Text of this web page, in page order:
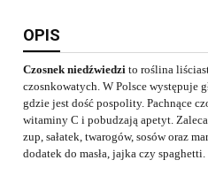
OPIS
Czosnek niedźwiedzi to roślina
czosnkowatych. W Polsce występuje
gdzie jest dość pospolity. Pachnące
witaminy C i pobudzają apetyt.
zup, sałatek, twarogów, sosów oraz
dodatek do masła, jajka czy spaghetti.